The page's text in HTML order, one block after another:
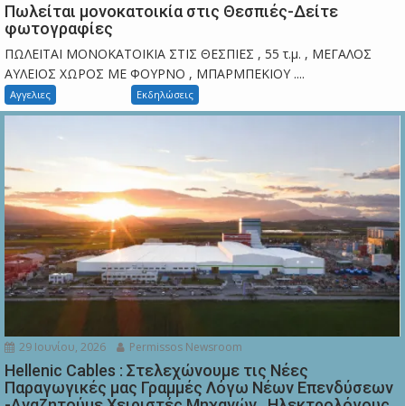
Πωλείται μονοκατοικία στις Θεσπιές-Δείτε
φωτογραφίες
ΠΩΛΕΙΤΑΙ ΜΟΝΟΚΑΤΟΙΚΙΑ ΣΤΙΣ ΘΕΣΠΙΕΣ , 55 τ.μ. , ΜΕΓΑΛΟΣ
ΑΥΛΕΙΟΣ ΧΩΡΟΣ ΜΕ ΦΟΥΡΝΟ , ΜΠΑΡΜΠΕΚΙΟΥ ....
Αγγελιες Εκδηλώσεις
29 Ιουνίου, 2026 Permissos Newsroom
Hellenic Cables : Στελεχώνουμε τις Νέες
Παραγωγικές μας Γραμμές Λόγω Νέων Επενδύσεων